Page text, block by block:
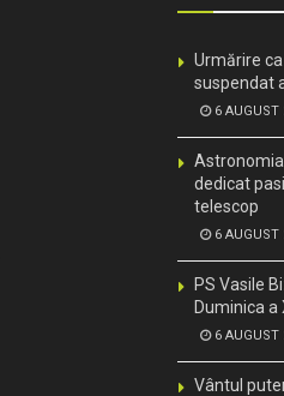
Urmărire
suspendat
6 AUGUST
dedicat
telescop
6 AUGUST
PS Vasile
Duminica a
6 AUGUST
Vântul